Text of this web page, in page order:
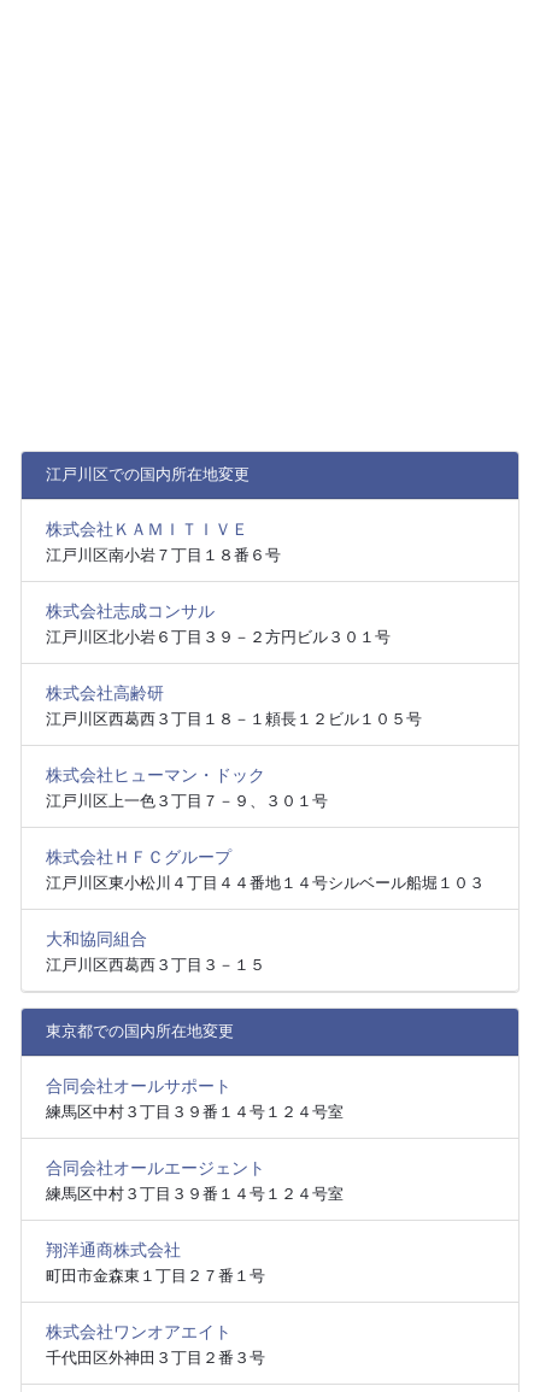
江戸川区での国内所在地変更
株式会社ＫＡＭＩＴＩＶＥ
江戸川区南小岩７丁目１８番６号
株式会社志成コンサル
江戸川区北小岩６丁目３９－２方円ビル３０１号
株式会社高齢研
江戸川区西葛西３丁目１８－１頼長１２ビル１０５号
株式会社ヒューマン・ドック
江戸川区上一色３丁目７－９、３０１号
株式会社ＨＦＣグループ
江戸川区東小松川４丁目４４番地１４号シルベール船堀１０３
大和協同組合
江戸川区西葛西３丁目３－１５
東京都での国内所在地変更
合同会社オールサポート
練馬区中村３丁目３９番１４号１２４号室
合同会社オールエージェント
練馬区中村３丁目３９番１４号１２４号室
翔洋通商株式会社
町田市金森東１丁目２７番１号
株式会社ワンオアエイト
千代田区外神田３丁目２番３号